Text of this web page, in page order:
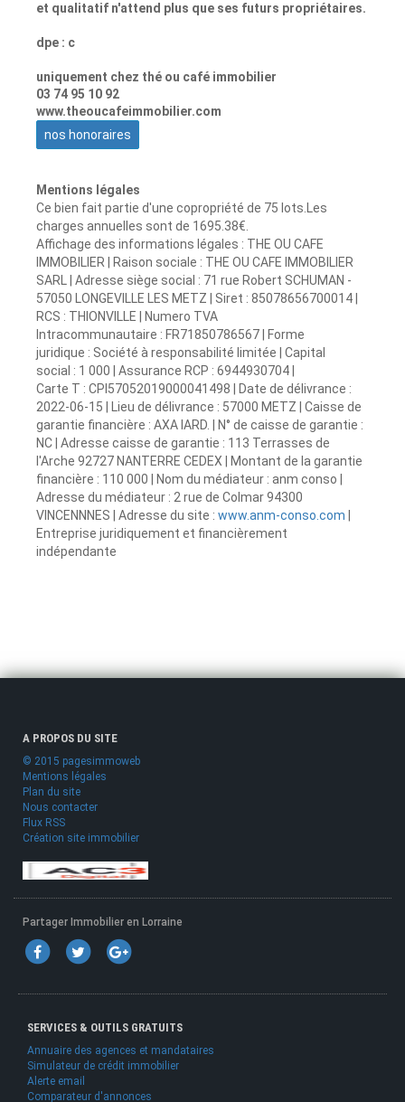
et qualitatif n'attend plus que ses futurs propriétaires.
dpe : c
uniquement chez thé ou café immobilier
03 74 95 10 92
www.theoucafeimmobilier.com
nos honoraires
Mentions légales
Ce bien fait partie d'une copropriété de 75 lots.Les
charges annuelles sont de 1695.38€.
Affichage des informations légales : THE OU CAFE
IMMOBILIER | Raison sociale : THE OU CAFE IMMOBILIER
SARL | Adresse siège social : 71 rue Robert SCHUMAN -
57050 LONGEVILLE LES METZ | Siret : 85078656700014 |
RCS : THIONVILLE | Numero TVA
Intracommunautaire : FR71850786567 | Forme
juridique : Société à responsabilité limitée | Capital
social : 1 000 | Assurance RCP : 6944930704 |
Carte T : CPI57052019000041498 | Date de délivrance :
2022-06-15 | Lieu de délivrance : 57000 METZ | Caisse de
garantie financière : AXA IARD. | N° de caisse de garantie :
NC | Adresse caisse de garantie : 113 Terrasses de
l'Arche 92727 NANTERRE CEDEX | Montant de la garantie
financière : 110 000 | Nom du médiateur : anm conso |
Adresse du médiateur : 2 rue de Colmar 94300
VINCENNNES | Adresse du site : www.anm-conso.com
Entreprise juridiquement et financièrement
indépendante
A PROPOS DU SITE
© 2015 pagesimmoweb
Mentions légales
Plan du site
Nous contacter
Flux RSS
Création site immobilier
Partager Immobilier en Lorraine
SERVICES & OUTILS GRATUITS
Annuaire des agences et mandataires
Simulateur de crédit immobilier
Alerte email
Comparateur d'annonces